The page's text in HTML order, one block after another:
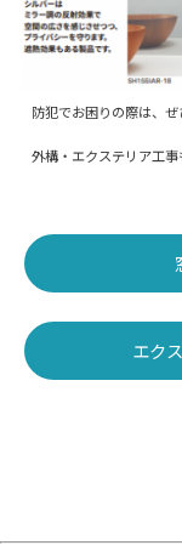
防犯でお困りの際は、
外構・エクステリア工事
エク